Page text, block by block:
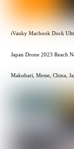
iVanky Macbook Dock
Japan Drone 2023 Reach
Makuhari, Messe, China,